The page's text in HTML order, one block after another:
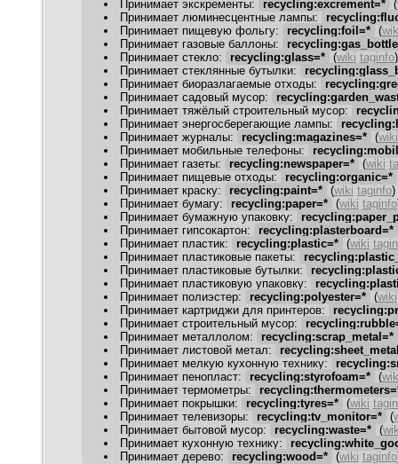
Принимает экскременты: recycling:excrement=* (
Принимает люминесцентные лампы:
Принимает пищевую фольгу: recycling:foil=* (
Принимает газовые баллоны:
Принимает стекло: recycling:glass=* (wiki taginfo)
Принимает стеклянные бутылки:
Принимает биоразлагаемые отходы:
Принимает садовый мусор:
Принимает тяжёлый строительный мусор:
Принимает энергосберегающие лампы:
Принимает журналы: recycling:magazines=* (wiki
Принимает мобильные телефоны:
Принимает газеты: recycling:newspaper=* (wiki
Принимает пищевые отходы: recycling:organic=*
Принимает краску: recycling:paint=* (wiki taginfo)
Принимает бумагу: recycling:paper=* (wiki taginfo
Принимает бумажную упаковку:
Принимает гипсокартон: recycling:plasterboard=*
Принимает пластик: recycling:plastic=* (wiki
Принимает пластиковые пакеты:
Принимает пластиковые бутылки:
Принимает пластиковую упаковку:
Принимает полиэстер: recycling:polyester=* (wiki
Принимает картриджи для принтеров:
Принимает строительный мусор:
Принимает металлолом: recycling:scrap_metal=*
Принимает листовой метал:
Принимает мелкую кухонную технику:
Принимает пенопласт: recycling:styrofoam=* (
Принимает термометры:
Принимает покрышки: recycling:tyres=* (wiki
Принимает телевизоры: recycling:tv_monitor=* (
Принимает бытовой мусор: recycling:waste=* (
Принимает кухонную технику:
Принимает дерево: recycling:wood=* (wiki taginfo